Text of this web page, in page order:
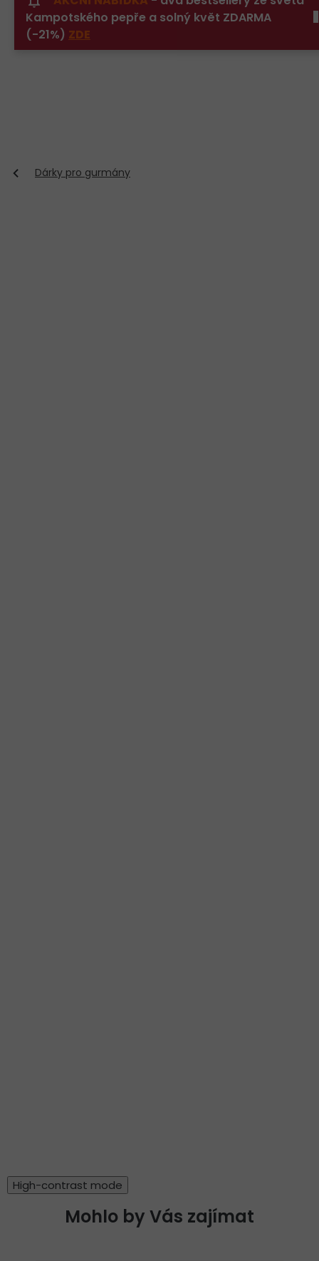
obsah
Kampotského pepře a solný květ ZDARMA
(-21%) ZDE
Dárky pro gurmány
High-contrast mode
Mohlo by Vás zajímat